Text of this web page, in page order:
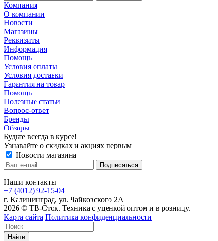
Компания
О компании
Новости
Магазины
Реквизиты
Информация
Помощь
Условия оплаты
Условия доставки
Гарантия на товар
Помощь
Полезные статьи
Вопрос-ответ
Бренды
Обзоры
Будьте всегда в курсе!
Узнавайте о скидках и акциях первым
Новости магазина
Наши контакты
+7 (4012) 92-15-04
г. Калининград, ул. Чайковского 2А
2026 © ТВ-Сток. Техника с уценкой оптом и в розницу.
Карта сайта Политика конфиденциальности
Найти